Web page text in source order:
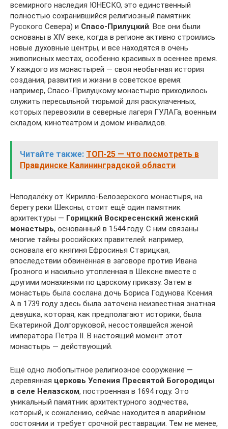
всемирного наследия ЮНЕСКО, это единственный
полностью сохранившийся религиозный памятник
Русского Cевера) и Спасо-Прилуцкий. Все они были
основаны в XIV веке, когда в регионе активно строились
новые духовные центры, и все находятся в очень
живописных местах, особенно красивых в осеннее время.
У каждого из монастырей — своя необычная история
создания, развития и жизни в советское время:
например, Спасо-Прилуцкому монастырю приходилось
служить пересыльной тюрьмой для раскулаченных,
которых перевозили в северные лагеря ГУЛАГа, военным
складом, кинотеатром и домом инвалидов.
Читайте также: ТОП-25 — что посмотреть в
Правдинске Калининградской области
Неподалёку от Кирилло-Белозерского монастыря, на
берегу реки Шексны, стоит ещё один памятник
архитектуры — Горицкий Воскресенский женский
монастырь, основанный в 1544 году. С ним связаны
многие тайны российских правителей: например,
основала его княгиня Ефросинья Старицкая,
впоследствии обвинённая в заговоре против Ивана
Грозного и насильно утопленная в Шексне вместе с
другими монахинями по царскому приказу. Затем в
монастырь была сослана дочь Бориса Годунова Ксения.
А в 1739 году здесь была заточена неизвестная знатная
девушка, которая, как предполагают историки, была
Екатериной Долгоруковой, несостоявшейся женой
императора Петра II. В настоящий момент этот
монастырь — действующий.
Ещё одно любопытное религиозное сооружение —
деревянная церковь Успения Пресвятой Богородицы
в селе Нелазском, построенная в 1694 году. Это
уникальный памятник архитектурного зодчества,
который, к сожалению, сейчас находится в аварийном
состоянии и требует срочной реставрации. Тем не менее,